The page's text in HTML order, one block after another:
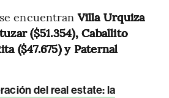
encuentranVilla Urquiza
($51.354), Caballito
($47.675) y Paternal
del real estate: la